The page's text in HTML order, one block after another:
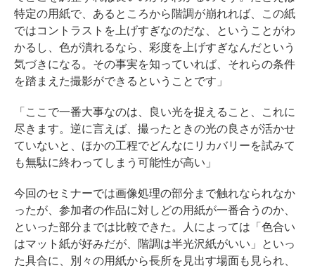
特定の用紙で、あるところから階調が崩れれば、この紙
ではコントラストを上げすぎなのだな、ということがわ
かるし、色が潰れるなら、彩度を上げすぎなんだという
気づきになる。その事実を知っていれば、それらの条件
を踏まえた撮影ができるということです」
「ここで一番大事なのは、良い光を捉えること、これに
尽きます。逆に言えば、撮ったときの光の良さが活かせ
ていないと、ほかの工程でどんなにリカバリーを試みて
も無駄に終わってしまう可能性が高い」
今回のセミナーでは画像処理の部分まで触れなられなか
ったが、参加者の作品に対しどの用紙が一番合うのか、
といった部分までは比較できた。人によっては「色合い
はマット紙が好みだが、階調は半光沢紙がいい」といっ
た具合に、別々の用紙から長所を見出す場面も見られ、